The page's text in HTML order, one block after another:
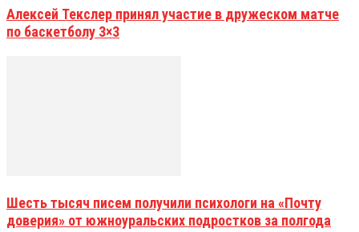
Алексей Текслер принял участие в дружеском матче
по баскетболу 3×3
Шесть тысяч писем получили психологи на «Почту
доверия» от южноуральских подростков за полгода